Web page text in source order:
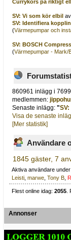
Currykors på riktigt
SV: Vi som kör elbilav
SV: Identifiera
(Värmepumpar och
SV: BOSCH
(Värmepumpar - Mark/
860961 inlägg i
medlemmen:
Senaste inlägg:"
Visa de senaste
[Mer statistik]
Användare
1845 gäster, 7
Aktiva användare
Leisti,marwe,Tony B,
Flest online idag:2055
Annonser